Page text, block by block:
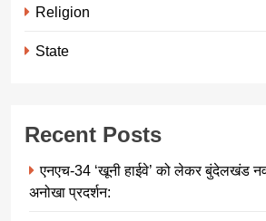
Religion
State
Recent Posts
एनएच-34 ‘खूनी हाईवे’ को लेकर बुंदेलखंड नव
अनोखा प्रदर्शन: